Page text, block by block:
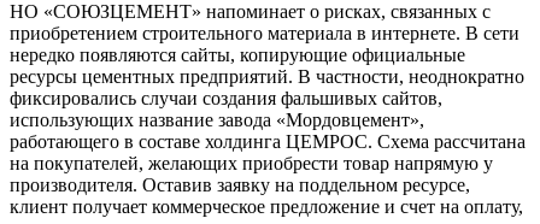
НО «СОЮЗЦЕМЕНТ» напоминает о рисках, связанных с
приобретением строительного материала в интернете. В сети
нередко появляются сайты, копирующие официальные
ресурсы цементных предприятий. В частности, неоднократно
фиксировались случаи создания фальшивых сайтов,
использующих название завода «Мордовцемент»,
работающего в составе холдинга ЦЕМРОС. Схема рассчитана
на покупателей, желающих приобрести товар напрямую у
производителя. Оставив заявку на поддельном ресурсе,
клиент получает коммерческое предложение и счет на оплату,